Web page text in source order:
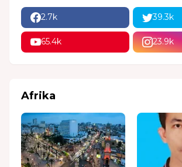
2.7k 39.3k
65.4k 23.9k
Afrika